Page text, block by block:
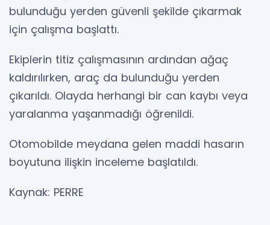
bulunduğu yerden güvenli şekilde çıkarmak
için çalışma başlattı.
Ekiplerin titiz çalışmasının ardından ağaç
kaldırılırken, araç da bulunduğu yerden
çıkarıldı. Olayda herhangi bir can kaybı veya
yaralanma yaşanmadığı öğrenildi.
Otomobilde meydana gelen maddi hasarın
boyutuna ilişkin inceleme başlatıldı.
Kaynak: PERRE